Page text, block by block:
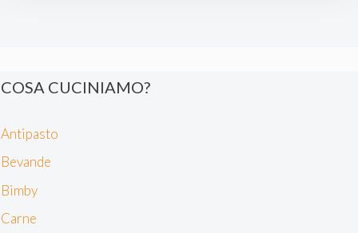
esempio il tuo indirizzo IP, utilizzando tecnologie quali i
memorizzare e accedere alle informazioni sul tuo
contenuti personalizzati, valutare pubblicità e contenuti,
analizzare gli utenti e sviluppare il prodotto. Puoi
Approfondisci come vengono elaborati i tuoi dati personali
COSA CUCINIAMO?
Antipasto
Bevande
Bimby
Carne